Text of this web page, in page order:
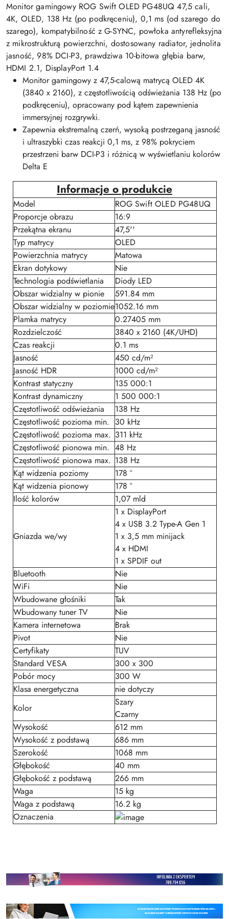
Monitor gamingowy ROG Swift OLED PG48UQ 47,5 cali,
4K, OLED, 138 Hz (po podkręceniu), 0,1 ms (od szarego do
szarego), kompatybilność z G-SYNC, powłoka antyrefleksyjna
z mikrostrukturą powierzchni, dostosowany radiator, jednolita
jasność, 98% DCI-P3, prawdziwa 10-bitowa głębia barw,
HDMI 2.1, DisplayPort 1.4
Monitor gamingowy z 47,5-calową matrycą OLED 4K
(3840 x 2160), z częstotliwością odświeżania 138 Hz (po
podkręceniu), opracowany pod kątem zapewnienia
immersyjnej rozgrywki.
Zapewnia ekstremalną czerń, wysoką postrzeganą jasność
i ultraszybki czas reakcji 0,1 ms, z 98% pokryciem
przestrzeni barw DCI-P3 i różnicą w wyświetlaniu kolorów
Delta E
Informacje o produkcie
Model
ROG Swift OLED PG48UQ
Proporcje obrazu
16:9
Przekątna ekranu
47,5''
Typ matrycy
OLED
Powierzchnia matrycy
Matowa
Ekran dotykowy
Nie
Technologia podświetlania
Diody LED
Obszar widzialny w pionie
591.84 mm
Obszar widzialny w poziomie1052.16 mm
Plamka matrycy
0.27405 mm
Rozdzielczość
3840 x 2160 (4K/UHD)
Czas reakcji
0.1 ms
Jasność
450 cd/m²
Jasność HDR
1000 cd/m²
Kontrast statyczny
135 000:1
Kontrast dynamiczny
1 500 000:1
Częstotliwość odświeżania
138 Hz
Częstotliwość pozioma min. 30 kHz
Częstotliwość pozioma max. 311 kHz
Częstotliwość pionowa min. 48 Hz
Częstotliwość pionowa max. 138 Hz
Kąt widzenia poziomy
178 °
Kąt widzenia pionowy
178 °
Ilość kolorów
1,07 mld
Gniazda we/wy
1 x DisplayPort
4 x USB 3.2 Type-A Gen 1
1 x 3,5 mm minijack
4 x HDMI
1 x SPDIF out
Bluetooth
Nie
WiFi
Nie
Wbudowane głośniki
Tak
Wbudowany tuner TV
Nie
Kamera internetowa
Brak
Pivot
Nie
Certyfikaty
TUV
Standard VESA
300 x 300
Pobór mocy
300 W
Klasa energetyczna
nie dotyczy
Kolor
Szary
Czarny
Wysokość
612 mm
Wysokość z podstawą
686 mm
Szerokość
1068 mm
Głębokość
40 mm
Głębokość z podstawą
266 mm
Waga
15 kg
Waga z podstawą
16.2 kg
Oznaczenia